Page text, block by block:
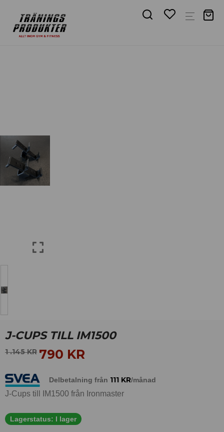
J-CUPS TILL IM1500
1 .145KR 790 KR
Delbetalning från 111 KR/månad
J-Cups till IM1500 från Ironmaster
Lagerstatus: I lager